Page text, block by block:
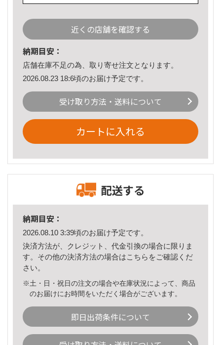
近くの店舗を確認する
納期目安：
店舗在庫不足の為、取り寄せ注文となります。
2026.08.23 18:6頃のお届け予定です。
受け取り方法・送料について
カートに入れる
配送する
納期目安：
2026.08.10 3:39頃のお届け予定です。
決済方法が、クレジット、代金引換の場合に限りま
す。その他の決済方法の場合はこちら をご確認くだ
さい。
※土・日・祝日の注文の場合や在庫状況によって、商品
のお届けにお時間をいただく場合がございます。
即日出荷条件について